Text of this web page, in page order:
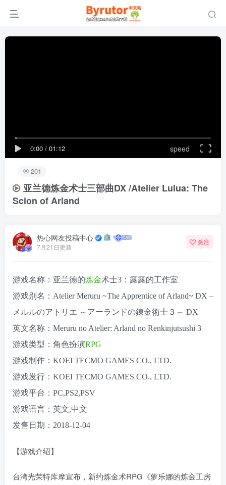
0:00 / 01:12 speed
201
亚兰德炼金术士三部曲DX /Atelier Lulua: The
Scion of Arland
热心网友投稿中心
7月21日更新
关注
游戏名称： 亚兰德的炼金术士3 ： 露露的工作室
游戏别名：Atelier Meruru ~The Apprentice of Arland~ DX –
メルルのアトリエ ～アーランドの錬金術士３～ DX
英文名称：Meruru no Atelier: Arland no Renkinjutsushi 3
游戏类型：角色扮演RPG
游戏制作：KOEI TECMO GAMES CO., LTD.
游戏发行：KOEI TECMO GAMES CO., LTD.
游戏平台：PC,PS2,PSV
游戏语言：英文,中文
发售日期：2018-12-04
【游戏介绍】
台湾光荣特库摩宣布，新约炼金术RPG《萝乐娜的炼金工房